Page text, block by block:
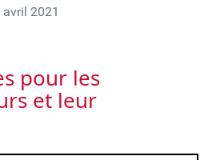
2021
pour les
et leur